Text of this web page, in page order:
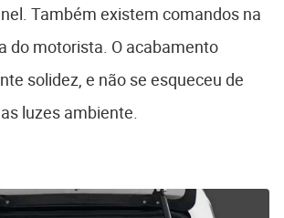
Também existem comandos na
do motorista. O acabamento
solidez, e não se esqueceu de
luzes ambiente.